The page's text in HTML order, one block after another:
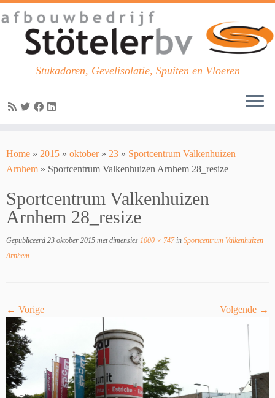
to
content
Stukadoren, Gevelisolatie, Spuiten en Vloeren
Home » 2015 » oktober » 23 » Sportcentrum Valkenhuizen
Arnhem » Sportcentrum Valkenhuizen Arnhem 28_resize
Sportcentrum Valkenhuizen
Arnhem 28_resize
Gepubliceerd 23 oktober 2015 met dimensies 1000 × 747in Sportcentrum Valkenhuizen
Arnhem
← Vorige Volgende →